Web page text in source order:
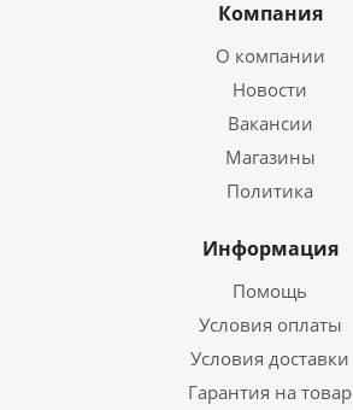
Компания
О компании
Новости
Вакансии
Магазины
Политика
Информация
Помощь
Условия оплаты
Условия доставки
Гарантия на товар